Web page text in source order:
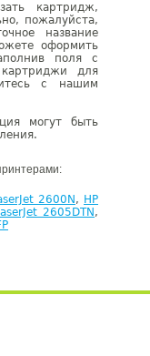
картридж,
пожалуйста,
название
оформить
поля с
для
с нашим
могут быть
2600N , HP
2605DTN ,